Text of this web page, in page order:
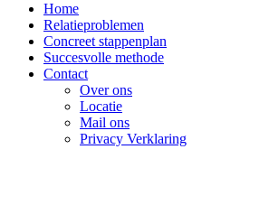
Home
Relatieproblemen
Concreet stappenplan
Succesvolle methode
Contact
Over ons
Locatie
Mail ons
Privacy Verklaring